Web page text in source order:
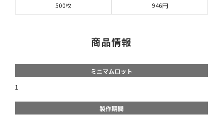
500枚 946円
商品情報
ミニマムロット
1
製作期間